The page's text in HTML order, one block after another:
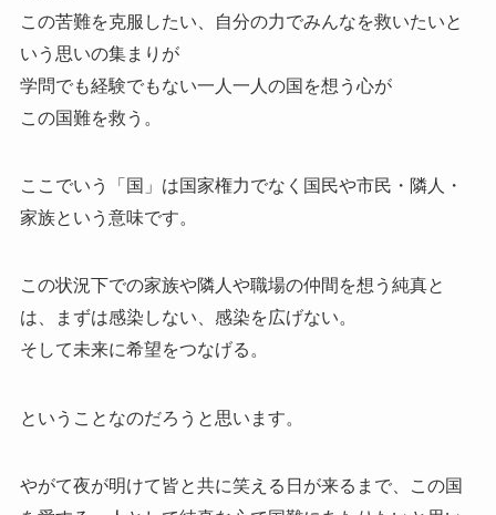
この苦難を克服したい、自分の力でみんなを救いたいと
いう思いの集まりが
学問でも経験でもない一人一人の国を想う心が
この国難を救う。
ここでいう「国」は国家権力でなく国民や市民・隣人・
家族という意味です。
この状況下での家族や隣人や職場の仲間を想う純真と
は、まずは感染しない、感染を広げない。
そして未来に希望をつなげる。
ということなのだろうと思います。
やがて夜が明けて皆と共に笑える日が来るまで、この国